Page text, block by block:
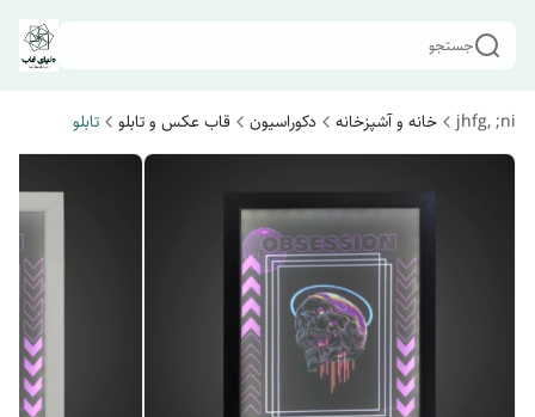
جستجو
jhfg, ;ni خانه و آشپزخانه دکوراسیون قاب عکس و تابلو تابلو